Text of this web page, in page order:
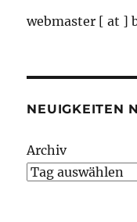
webmaster [ at ]
NEUIGKEITEN
Archiv